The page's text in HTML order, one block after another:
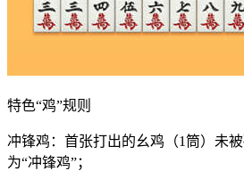
特色“鸡”规则
冲锋鸡：首张打出的幺鸡（1筒）未
为“冲锋鸡”；